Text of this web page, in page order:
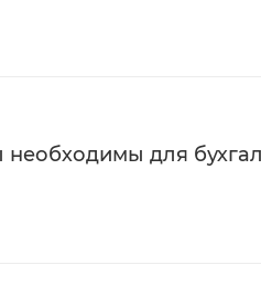
необходимы для